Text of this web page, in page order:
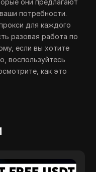
они предлагают
потребности.
для каждого
разовая работа по
если вы хотите
воспользуйтесь
как это